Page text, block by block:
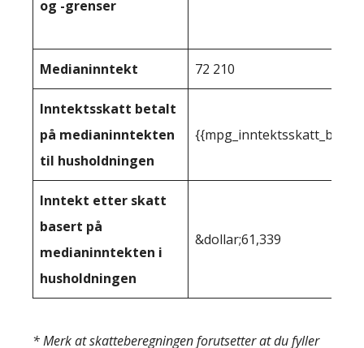
og -grenser
Medianinntekt 72 210
Inntektsskatt betalt
på medianinntekten
til husholdningen
Inntekt etter skatt
basert på
medianinntekten i
husholdningen
&dollar;61,339
* Merk at skatteberegningen forutsetter at du fyller